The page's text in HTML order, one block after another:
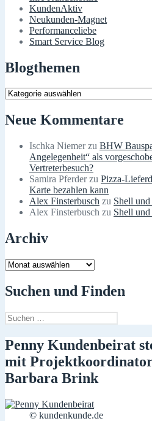
KundenAktiv
Neukunden-Magnet
Performanceliebe
Smart Service Blog
Blogthemen
Blogthemen
Neue Kommentare
Ischka Niemerzu BHW
Angelegenheit“ als
Vertreterbesuch?
Samira Pferderzu Pizza-
Karte bezahlen kann
Alex Finsterbusch zu Shell
Alex Finsterbusch zu Shell
Archiv
Archiv
Suchen und Finden
Suchen
Penny Kundenbeirat
mit
Barbara Brink
© kundenkunde.de